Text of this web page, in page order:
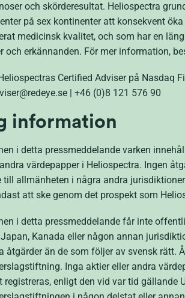
och skörderesultat. Heliospectra
på sex kontinenter att konsekvent
medicinsk kvalitet, och som har en
och erkännanden. För mer information,
Certified Adviser på Nasdaq
| +46 (0)8 121 576 90
information
i detta pressmeddelande varken
värdepapper i Heliospectra. Ingen
till allmänheten i några andra
att ske genom det prospekt som
i detta pressmeddelande får inte
Kanada eller någon annan
åtgärder än de som följer av svensk
Inga aktier eller andra
registreras, enligt den vid var tid gällande